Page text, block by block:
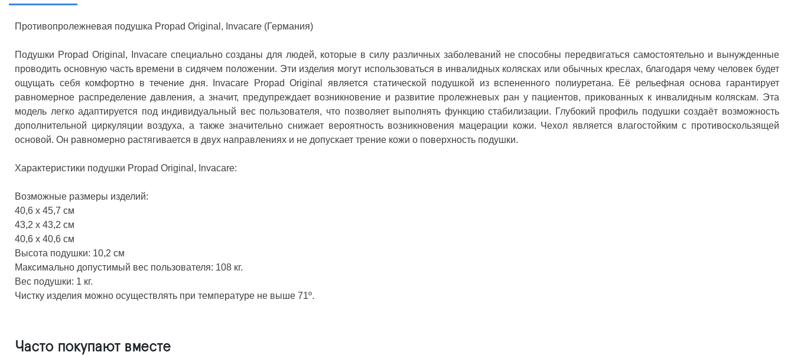
Противопролежневая подушка Propad Original, Invacare (Германия)
Подушки Propad Original, Invacare специально созданы для людей, которые в силу различных заболеваний не способны передвигаться самостоятельно и вынужденные
проводить основную часть времени в сидячем положении. Эти изделия могут использоваться в инвалидных колясках или обычных креслах, благодаря чему человек будет
ощущать себя комфортно в течение дня. Invacare Propad Original является статической подушкой из вспененного полиуретана. Её рельефная основа гарантирует
равномерное распределение давления, а значит, предупреждает возникновение и развитие пролежневых ран у пациентов, прикованных к инвалидным коляскам. Эта
модель легко адаптируется под индивидуальный вес пользователя, что позволяет выполнять функцию стабилизации. Глубокий профиль подушки создаёт возможность
дополнительной циркуляции воздуха, а также значительно снижает вероятность возникновения мацерации кожи. Чехол является влагостойким с противоскользящей
основой. Он равномерно растягивается в двух направлениях и не допускает трение кожи о поверхность подушки.
Характеристики подушки Propad Original, Invacare:
Возможные размеры изделий:
40,6 x 45,7 см
43,2 x 43,2 см
40,6 x 40,6 см
Высота подушки: 10,2 см
Максимально допустимый вес пользователя: 108 кг.
Вес подушки: 1 кг.
Чистку изделия можно осуществлять при температуре не выше 71º.
Часто покупают вместе